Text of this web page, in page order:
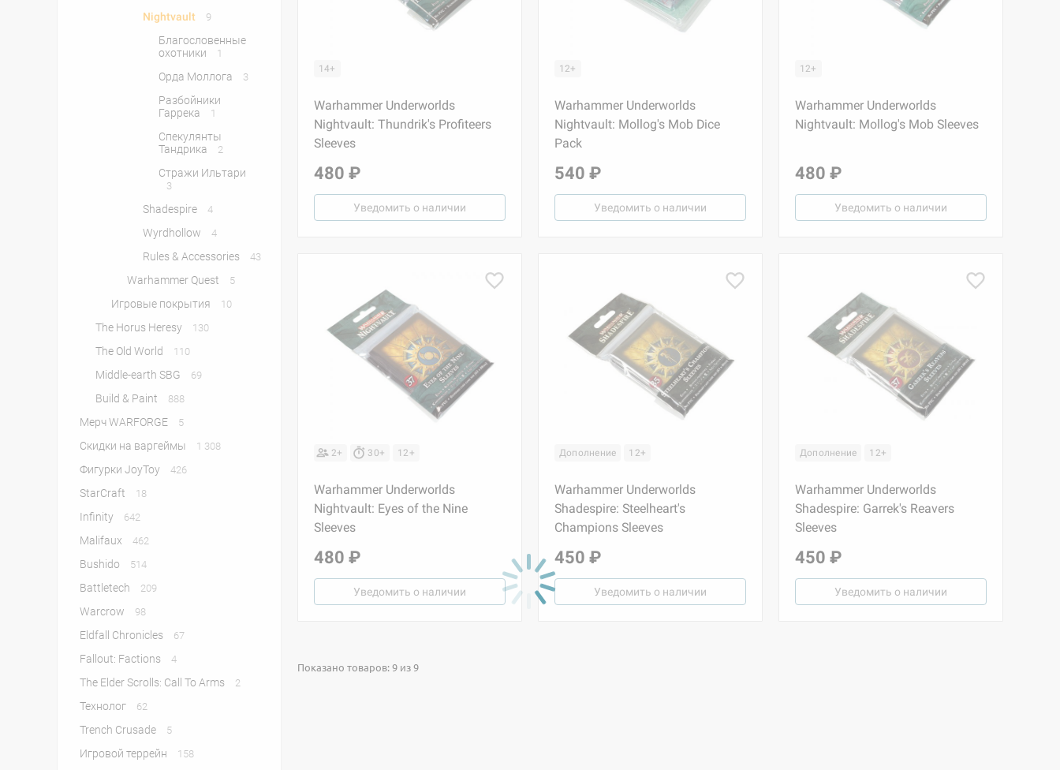
Nightvault 9
Благословенные
охотники
1
Орда Моллога 3
Разбойники
Гаррека
1
Спекулянты
Тандрика
2
Стражи Ильтари
3
Shadespire 4
Wyrdhollow 4
Rules & Accessories 43
Warhammer Quest 5
Игровые покрытия 10
The Horus Heresy 130
The Old World 110
Middle-earth SBG 69
Build & Paint 888
Мерч WARFORGE 5
Скидки на варгеймы 1 308
Фигурки JoyToy 426
StarСraft 18
Infinity 642
Malifaux 462
Bushido 514
Battletech 209
Warcrow 98
Eldfall Chronicles 67
Fallout: Factions 4
The Elder Scrolls: Call To Arms 2
Технолог 62
Trench Crusade 5
Игровой террейн 158
14+
Warhammer Underworlds
Nightvault: Thundrik's Profiteers
Sleeves
480 ₽
Уведомить о наличии
12+
Warhammer Underworlds
Nightvault: Mollog's Mob Dice
Pack
540 ₽
Уведомить о наличии
12+
Warhammer Underworlds
Nightvault: Mollog's Mob Sleeves
480 ₽
Уведомить о наличии
2+ 30+ 12+
Warhammer Underworlds
Nightvault: Eyes of the Nine
Sleeves
480 ₽
Уведомить о наличии
Дополнение 12+
Warhammer Underworlds
Shadespire: Steelheart's
Champions Sleeves
450 ₽
Уведомить о наличии
Дополнение 12+
Warhammer Underworlds
Shadespire: Garrek's Reavers
Sleeves
450 ₽
Уведомить о наличии
Показано товаров: 9 из 9